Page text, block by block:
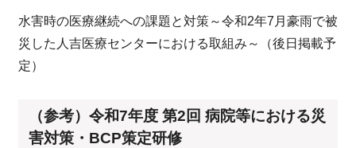
水害時の医療継続への課題と対策～令和2年7月豪雨で被
災した人吉医療センターにおける取組み～（後日掲載予
定）
（参考）令和7年度 第2回 病院等における災
害対策・BCP策定研修